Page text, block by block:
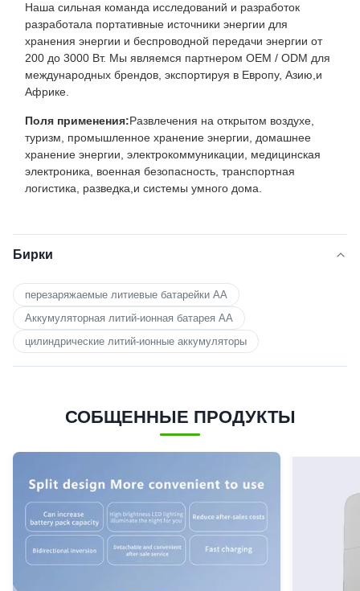
Наша сильная команда исследований и разработок
разработала портативные источники энергии для
хранения энергии и беспроводной передачи энергии от
200 до 3000 Вт. Мы являемся партнером OEM / ODM для
международных брендов, экспортируя в Европу, Азию,и
Африке.
Поля применения:Развлечения на открытом воздухе,
туризм, промышленное хранение энергии, домашнее
хранение энергии, электрокоммуникации, медицинская
электроника, военная безопасность, транспортная
логистика, разведка,и системы умного дома.
Бирки
перезаряжаемые литиевые батарейки AA
Аккумуляторная литий-ионная батарея AA
цилиндрические литий-ионные аккумуляторы
СОБЩЕННЫЕ ПРОДУКТЫ